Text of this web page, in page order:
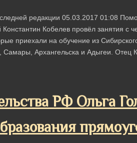
редакции 05.03.2017 01:08
Кобелев провёл занятия с
приехали на обучение из
Самары, Архангельска и Адыгеи. Отец
РФ Ольга